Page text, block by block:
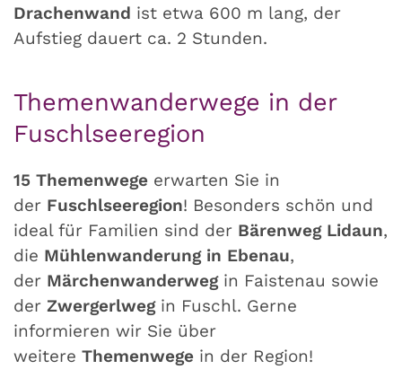
Drachenwand ist etwa 600 m lang, der
Aufstieg dauert ca. 2 Stunden.
Themenwanderwege in der
Fuschlseeregion
15 Themenwege erwarten Sie in
der Fuschlseeregion! Besonders schön und
ideal für Familien sind der Bärenweg Lidaun,
die Mühlenwanderung in Ebenau,
der Märchenwanderwegin Faistenau sowie
der Zwergerlwegin Fuschl. Gerne
informieren wir Sie über
weitere Themenwege in der Region!